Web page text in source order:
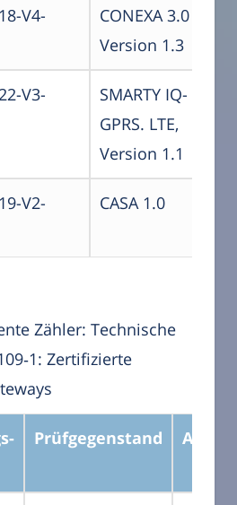
V4-
CONEXA 3.0
Version 1.3
V3-
SMARTY IQ-
GPRS. LTE,
Version 1.1
V2-
CASA 1.0
Zähler: Technische
Zertifizierte
Prüfgegenstand